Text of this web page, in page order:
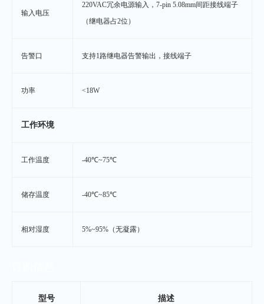
输入电压
220VAC冗余电源输入，7-pin 5.08mm间距接线端子
（继电器占2位）
告警口 支持1路继电器告警输出，接线端子
功率 <18W
工作环境
工作温度 -40℃~75℃
储存温度 -40℃~85℃
相对湿度 5%~95%（无凝露）
型号 描述